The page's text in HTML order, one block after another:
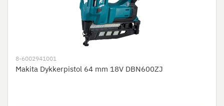
8-6002941001
Makita Dykkerpistol 64 mm 18V DBN600ZJ